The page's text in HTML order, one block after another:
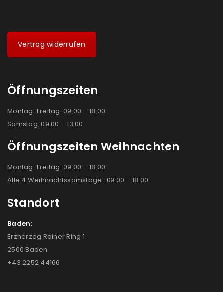
Vertrag widerrufen
Öffnungszeiten
Montag-Freitag: 09:00 – 18:00
Samstag: 09:00 – 13:00
Öffnungszeiten Weihnachten
Montag-Freitag: 09:00 – 18:00
Alle 4 Weihnachtssamstage : 09:00 – 18:00
Standort
Baden:
Erzherzog Rainer Ring 1
2500 Baden
+43 2252 44166